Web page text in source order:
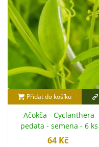
Přidat do košíku
Ačokča - Cyclanthera
pedata - semena - 6 ks
64 Kč